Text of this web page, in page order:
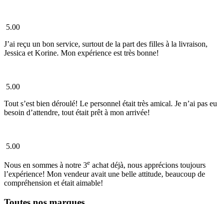
5.00
J’ai reçu un bon service, surtout de la part des filles à la livraison,
Jessica et Korine. Mon expérience est très bonne!
5.00
Tout s’est bien déroulé! Le personnel était très amical. Je n’ai pas eu
besoin d’attendre, tout était prêt à mon arrivée!
5.00
Nous en sommes à notre 3e achat déjà, nous apprécions toujours
l’expérience! Mon vendeur avait une belle attitude, beaucoup de
compréhension et était aimable!